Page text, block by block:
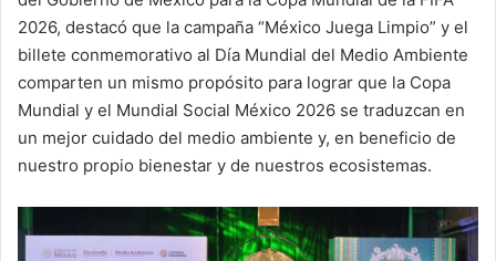
2026, destacó que la campaña “México Juega Limpio” y el
billete conmemorativo al Día Mundial del Medio Ambiente
comparten un mismo propósito para lograr que la Copa
Mundial y el Mundial Social México 2026 se traduzcan en
un mejor cuidado del medio ambiente y, en beneficio de
nuestro propio bienestar y de nuestros ecosistemas.